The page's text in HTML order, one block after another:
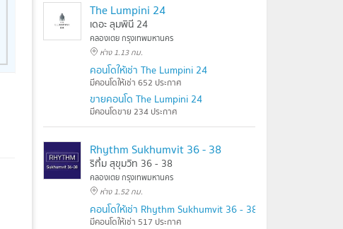
The Lumpini 24
เดอะ ลุมพินี 24
คลองเตย กรุงเทพมหานคร
ห่าง 1.13 กม.
คอนโดให้เช่า The Lumpini 24
มีคอนโดให้เช่า 652 ประกาศ
ขายคอนโด The Lumpini 24
มีคอนโดขาย 234 ประกาศ
Rhythm Sukhumvit 36 - 38
ริทึ่ม สุขุมวิท 36 - 38
คลองเตย กรุงเทพมหานคร
ห่าง 1.52 กม.
คอนโดให้เช่า Rhythm Sukhumvit 36 - 38
มีคอนโดให้เช่า 517 ประกาศ